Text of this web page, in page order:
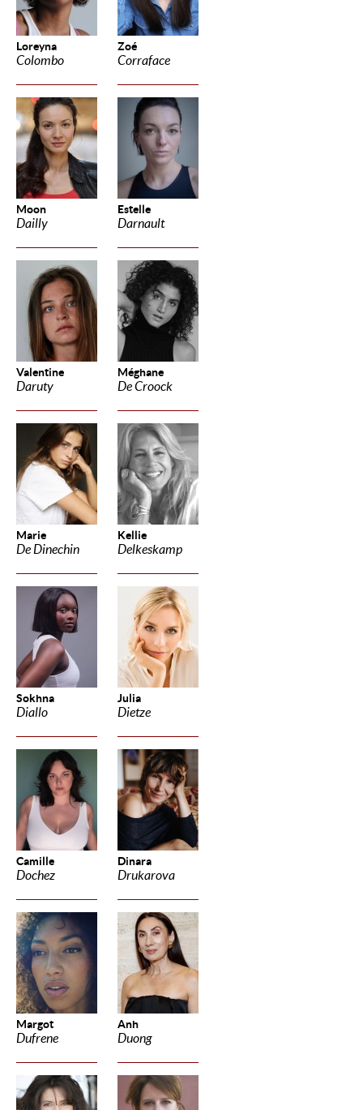
Loreyna
Colombo
Zoé
Corraface
Moon
Dailly
Estelle
Darnault
Valentine
Daruty
Méghane
De Croock
Marie
De Dinechin
Kellie
Delkeskamp
Sokhna
Diallo
Julia
Dietze
Camille
Dochez
Dinara
Drukarova
Margot
Dufrene
Anh
Duong